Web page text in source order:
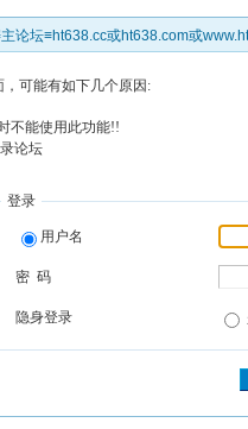
论坛≡ht638.cc或ht638.com或
可能有如下几个原因:
不能使用此功能!!
论坛
登录
用户名
密 码
隐身登录